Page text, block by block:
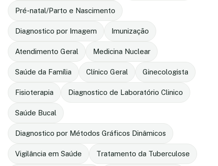
Pré-natal/Parto e Nascimento
Diagnostico por Imagem Imunização
Atendimento Geral Medicina Nuclear
Saúde da Família Clínico Geral Ginecologista
Fisioterapia Diagnostico de Laboratório Clinico
Saúde Bucal
Diagnostico por Métodos Gráficos Dinâmicos
Vigilância em Saúde Tratamento da Tuberculose